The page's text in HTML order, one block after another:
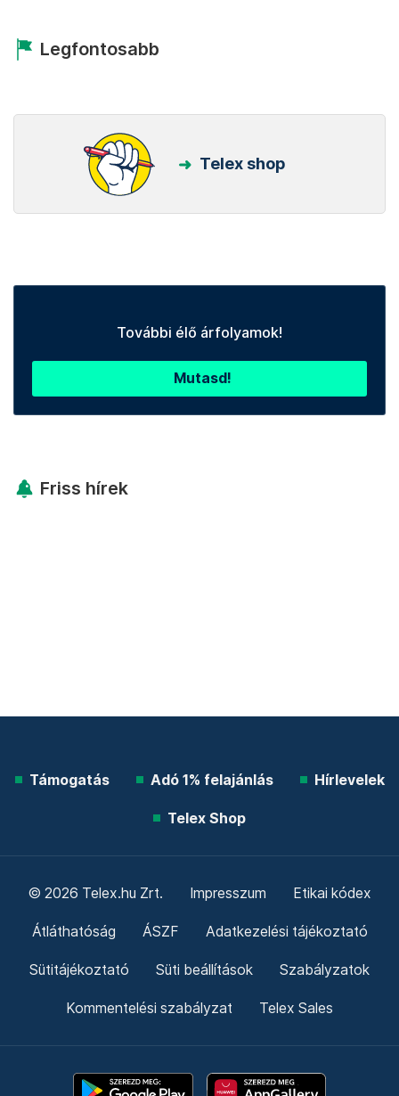
Legfontosabb
Telex shop
További élő árfolyamok!
Mutasd!
Friss hírek
Támogatás Adó 1% felajánlás Hírlevelek
Telex Shop
© 2026 Telex.hu Zrt. Impresszum Etikai kódex
Átláthatóság ÁSZF Adatkezelési tájékoztató
Sütitájékoztató Süti beállítások Szabályzatok
Kommentelési szabályzat Telex Sales